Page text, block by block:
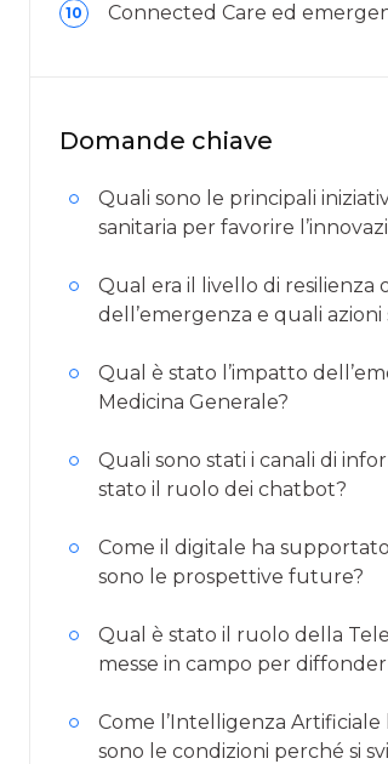
10 Connected Care ed
Domande chiave
Quali sono le principali
sanitaria per favorire
Qual era il livello di resilienza
dell’emergenza e quali
Qual è stato l’impatto
Medicina Generale?
Quali sono stati i canali di
stato il ruolo dei chatbot?
Come il digitale ha
sono le prospettive future?
Qual è stato il ruolo della
messe in campo per
Come l’Intelligenza
sono le condizioni perché si